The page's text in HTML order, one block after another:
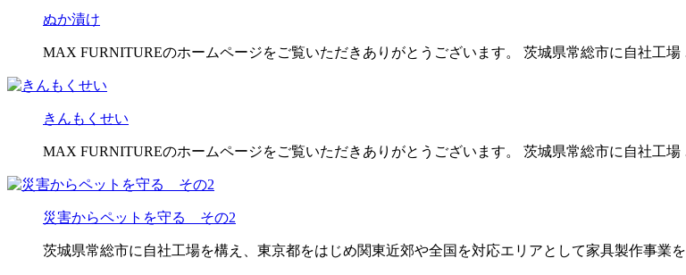
ぬか漬け
MAX FURNITUREのホームページをご覧いただきありがとうございます。 茨城県常総市に自社工
きんもくせい
MAX FURNITUREのホームページをご覧いただきありがとうございます。 茨城県常総市に自社工
災害からペットを守る その2
茨城県常総市に自社工場を構え、東京都をはじめ関東近郊や全国を対応エリアとして家具製作事業